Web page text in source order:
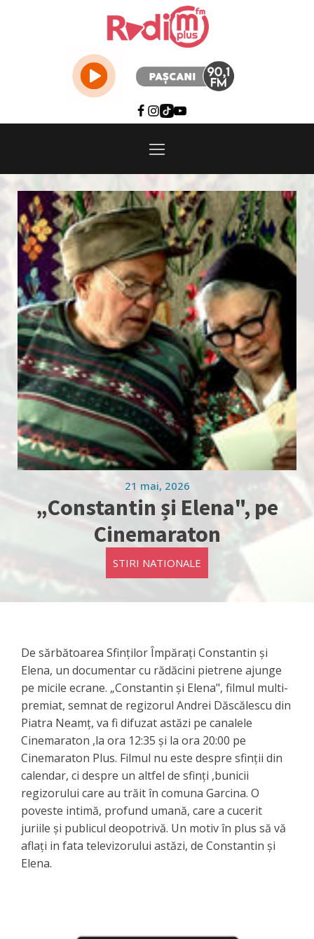
21 mai, 2026
„Constantin și Elena", pe
Cinemaraton
STIRI NATIONALE
De sărbătoarea Sfinților Împărați Constantin și
Elena, un documentar cu rădăcini pietrene ajunge
pe micile ecrane. „Constantin și Elena", filmul multi-
premiat, semnat de regizorul Andrei Dăscălescu din
Piatra Neamț, va fi difuzat astăzi pe canalele
Cinemaraton ,la ora 12:35 și la ora 20:00 pe
Cinemaraton Plus. Filmul nu este despre sfinții din
calendar, ci despre un altfel de sfinți ,bunicii
regizorului care au trăit în comuna Garcina. O
poveste intimă, profund umană, care a cucerit
juriile și publicul deopotrivă. Un motiv în plus să vă
aflați in fata televizorului astăzi, de Constantin și
Elena.